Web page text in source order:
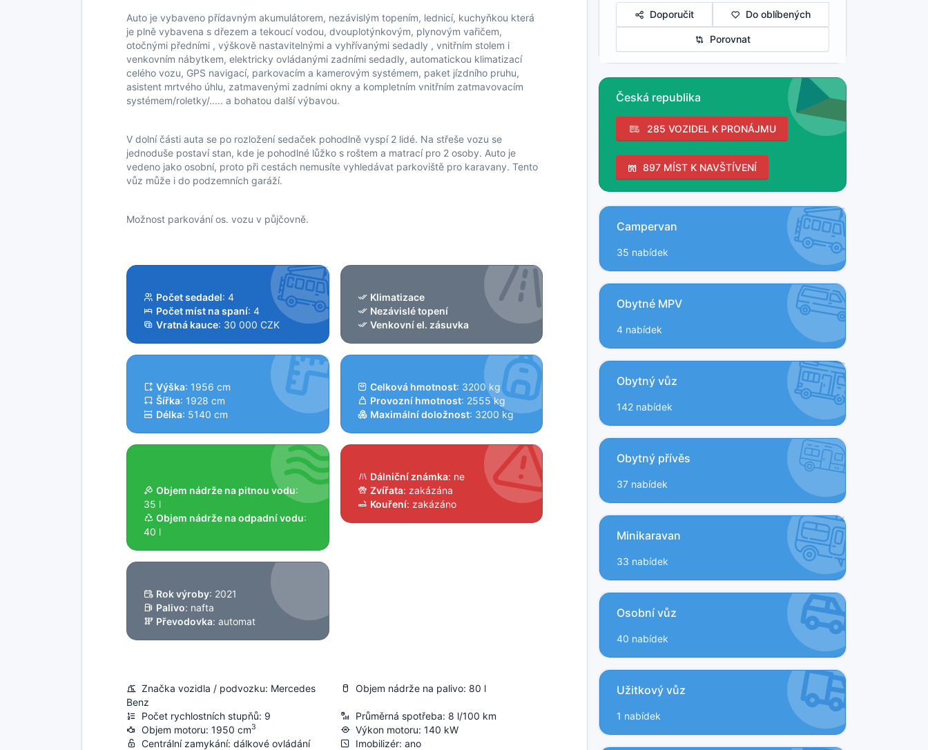
Auto je vybaveno přídavným akumulátorem, nezávislým topením, lednicí, kuchyňkou která
je plně vybavena s dřezem a tekoucí vodou, dvouplotýnkovým, plynovým vařičem,
otočnými předními , výškově nastavitelnými a vyhřívanými sedadly , vnitřním stolem i
venkovním nábytkem, elektricky ovládanými zadními sedadly, automatickou klimatizací
celého vozu, GPS navigací, parkovacím a kamerovým systémem, paket jízdního pruhu,
asistent mrtvého úhlu, zatmavenými zadními okny a kompletním vnitřním zatmavovacím
systémem/roletky/..... a bohatou další výbavou.
V dolní části auta se po rozložení sedaček pohodlně vyspí 2 lidé. Na střeše vozu se
jednoduše postaví stan, kde je pohodlné lůžko s roštem a matrací pro 2 osoby. Auto je
vedeno jako osobní, proto při cestách nemusíte vyhledávat parkoviště pro karavany. Tento
vůz může i do podzemních garáží.
Možnost parkování os. vozu v půjčovně.
Počet sedadel: 4
Počet míst na spaní: 4
Vratná kauce: 30 000 CZK
Klimatizace
Nezávislé topení
Venkovní el. zásuvka
Výška: 1956 cm
Šířka: 1928 cm
Délka: 5140 cm
Celková hmotnost: 3200 kg
Provozní hmotnost: 2555 kg
Maximální doložnost: 3200 kg
Objem nádrže na pitnou vodu:
35 l
Objem nádrže na odpadní vodu:
40 l
Dálniční známka: ne
Zvířata: zakázána
Kouření: zakázáno
Rok výroby: 2021
Palivo: nafta
Převodovka: automat
Značka vozidla / podvozku: Mercedes
Benz
Objem nádrže na palivo: 80 l
Počet rychlostních stupňů: 9
Průměrná spotřeba: 8 l/100 km
Objem motoru: 1950 cm3
Výkon motoru: 140 kW
Centrální zamykání: dálkové ovládání
Imobilizér: ano
Doporučit Do oblíbených
Porovnat
Česká republika
285 VOZIDEL K PRONÁJMU
897 MÍST K NAVŠTÍVENÍ
Campervan
35 nabídek
Obytné MPV
4 nabídek
Obytný vůz
142 nabídek
Obytný přívěs
37 nabídek
Minikaravan
33 nabídek
Osobní vůz
40 nabídek
Užitkový vůz
1 nabídek